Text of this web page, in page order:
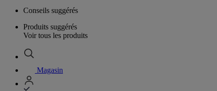
Conseils suggérés
Produits suggérés
Voir tous les produits
Magasin